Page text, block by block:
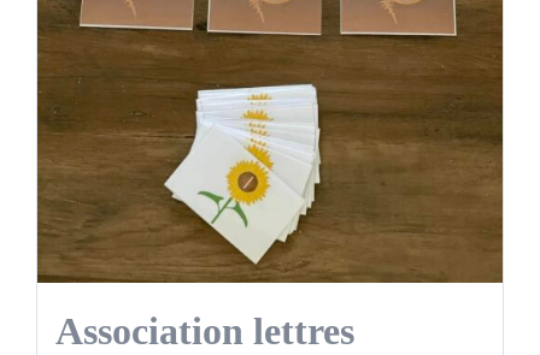
Association lettres